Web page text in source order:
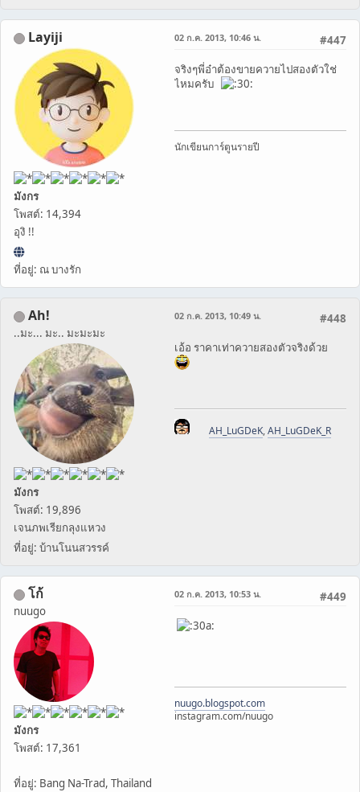
Layiji
มังกร
โพสต์: 14,394
อุงิ !!
ที่อยู่: ณ บางรัก
#447
02 ก.ค. 2013, 10:46 น.
จริงๆพี่อ๋าต้องขายควายไปสองตัวใช่
ไหมครับ
นักเขียนการ์ตูนรายปี
Ah!
..มะ... มะ.. มะมะมะ
มังกร
โพสต์: 19,896
เจนภพเรียกลุงแหวง
ที่อยู่: บ้านโนนสวรรค์
#448
02 ก.ค. 2013, 10:49 น.
เอ้อ ราคาเท่าควายสองตัวจริงด้วย
AH_LuGDeK,AH_LuGDeK_R
โก้
nuugo
มังกร
โพสต์: 17,361
ที่อยู่: Bang Na-Trad, Thailand
#449
02 ก.ค. 2013, 10:53 น.
nuugo.blogspot.com
instagram.com/nuugo